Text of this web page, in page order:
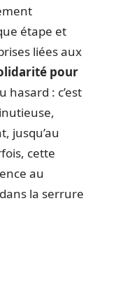
étape et
liées aux
pour
hasard : c’est
jusqu’au
cette
au
la serrure